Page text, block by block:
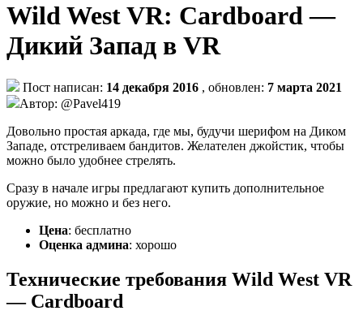
Wild West VR: Cardboard —
Дикий Запад в VR
Пост написан: 14 декабря 2016 , обновлен: 7 марта 2021
Автор: @Pavel419
Довольно простая аркада, где мы, будучи шерифом на Диком
Западе, отстреливаем бандитов. Желателен джойстик, чтобы
можно было удобнее стрелять.
Сразу в начале игры предлагают купить дополнительное
оружие, но можно и без него.
Цена: бесплатно
Оценка админа: хорошо
Технические требования Wild West VR
— Cardboard